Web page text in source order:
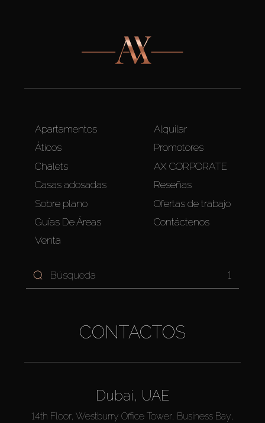
Apartamentos
Áticos
Chalets
Casas adosadas
Sobre plano
Guías De Áreas
Venta
Alquilar
Promotores
AX CORPORATE
Reseñas
Ofertas de trabajo
Contáctenos
1
CONTACTOS
Dubai, UAE
14th Floor, Westburry Office Tower, Business Bay,